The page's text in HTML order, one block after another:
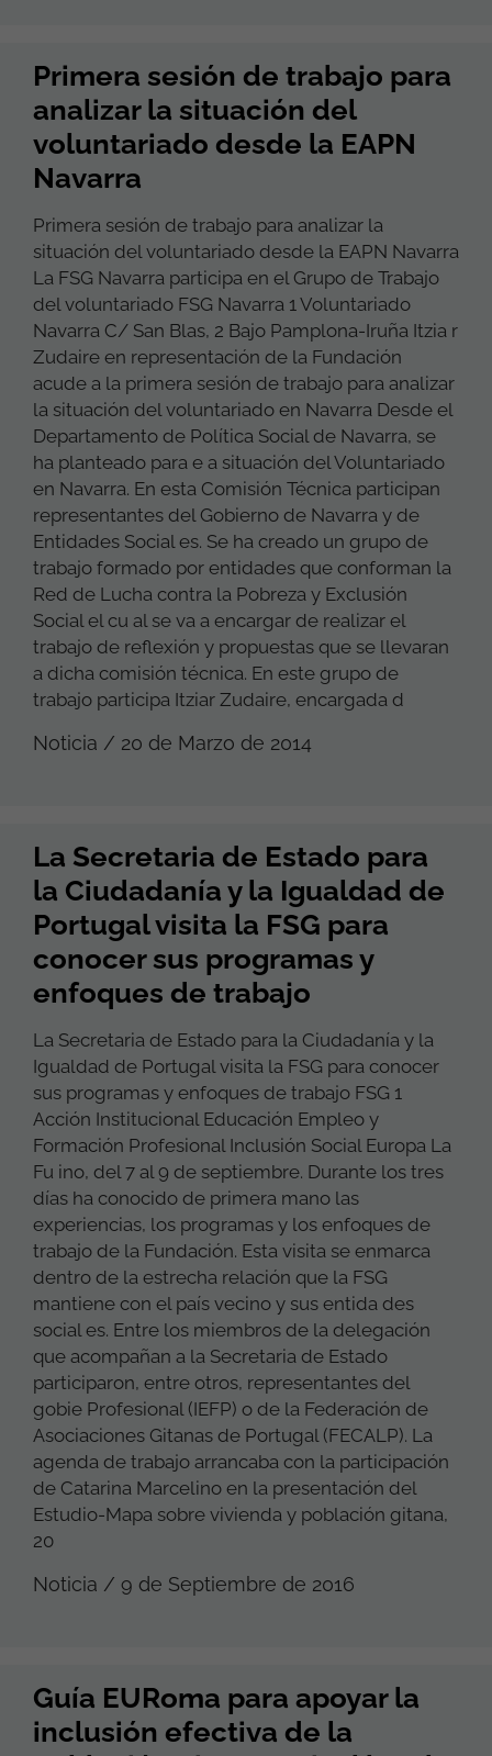
Primera sesión de trabajo para
analizar la situación del
voluntariado desde la EAPN
Navarra
Primera sesión de trabajo para analizar la
situación del voluntariado desde la EAPN Navarra
La FSG Navarra participa en el Grupo de Trabajo
del voluntariado FSG Navarra 1 Voluntariado
Navarra C/ San Blas, 2 Bajo Pamplona-Iruña Itzia r
Zudaire en representación de la Fundación
acude a la primera sesión de trabajo para analizar
la situación del voluntariado en Navarra Desde el
Departamento de Política Social de Navarra, se
ha planteado para e a situación del Voluntariado
en Navarra. En esta Comisión Técnica participan
representantes del Gobierno de Navarra y de
Entidades Social es. Se ha creado un grupo de
trabajo formado por entidades que conforman la
Red de Lucha contra la Pobreza y Exclusión
Social el cu al se va a encargar de realizar el
trabajo de reflexión y propuestas que se llevaran
a dicha comisión técnica. En este grupo de
trabajo participa Itziar Zudaire, encargada d
Noticia / 20 de Marzo de 2014
La Secretaria de Estado para
la Ciudadanía y la Igualdad de
Portugal visita la FSG para
conocer sus programas y
enfoques de trabajo
La Secretaria de Estado para la Ciudadanía y la
Igualdad de Portugal visita la FSG para conocer
sus programas y enfoques de trabajo FSG 1
Acción Institucional Educación Empleo y
Formación Profesional Inclusión Social Europa La
Fu ino, del 7 al 9 de septiembre. Durante los tres
días ha conocido de primera mano las
experiencias, los programas y los enfoques de
trabajo de la Fundación. Esta visita se enmarca
dentro de la estrecha relación que la FSG
mantiene con el país vecino y sus entida des
social es. Entre los miembros de la delegación
que acompañan a la Secretaria de Estado
participaron, entre otros, representantes del
gobie Profesional (IEFP) o de la Federación de
Asociaciones Gitanas de Portugal (FECALP). La
agenda de trabajo arrancaba con la participación
de Catarina Marcelino en la presentación del
Estudio-Mapa sobre vivienda y población gitana,
20
Noticia / 9 de Septiembre de 2016
Guía EURoma para apoyar la
inclusión efectiva de la